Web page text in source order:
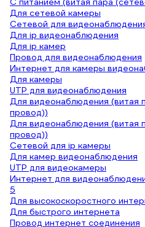
Для сетевой камеры
Сетевой для
Для ip видеонаблюдения
Для ip камер
Провод для видеонаблюдения
Интернет для камеры
Для камеры
UTP для видеонаблюдения
Для видеонаблюдения (витая
провод))
Для видеонаблюдения (витая
провод))
Сетевой для ip камеры
Для камер видеонаблюдения
UTP для видеокамеры
Интернет для
5
Для высокоскоростного
Для быстрого интернета
Провод интернет соединения